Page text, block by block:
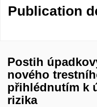
Publication
Postih
nového
přihlédnutím k
rizika